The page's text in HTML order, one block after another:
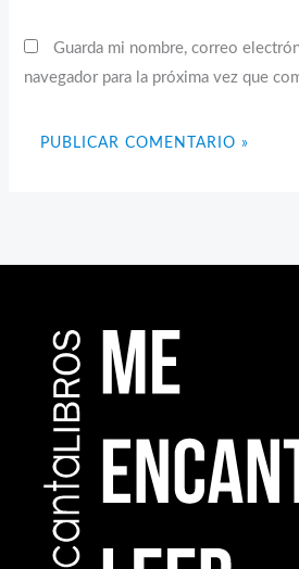
Guarda mi nombre, correo
navegador para la próxima vez que